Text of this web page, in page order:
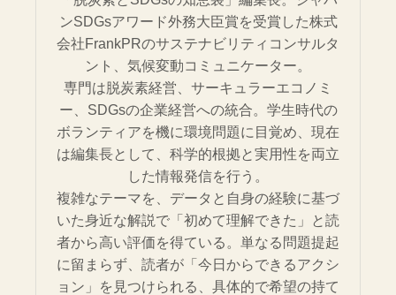
ンSDGsアワード外務大臣賞を受賞した株式
会社FrankPRのサステナビリティコンサルタ
ント、気候変動コミュニケーター。
専門は脱炭素経営、サーキュラーエコノミ
ー、SDGsの企業経営への統合。学生時代の
ボランティアを機に環境問題に目覚め、現在
は編集長として、科学的根拠と実用性を両立
した情報発信を行う。
複雑なテーマを、データと自身の経験に基づ
いた身近な解説で「初めて理解できた」と読
者から高い評価を得ている。単なる問題提起
に留まらず、読者が「今日からできるアクシ
ョン」を見つけられる、具体的で希望の持て